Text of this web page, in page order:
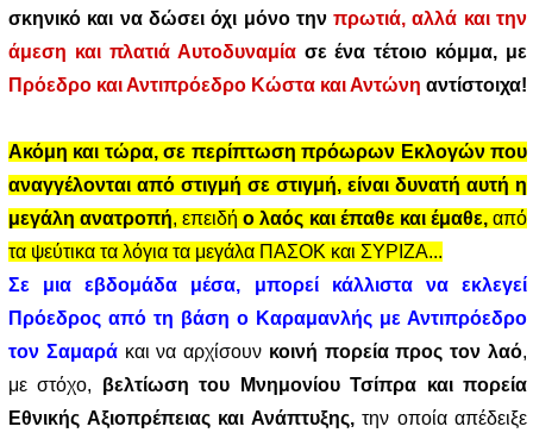
σκηνικό και να δώσει όχι μόνο τηνπρωτιά, αλλά και την
άμεση και πλατιά Αυτοδυναμίασε ένα τέτοιο κόμμα, με
Πρόεδρο και Αντιπρόεδρο Κώστα και Αντώνη αντίστοιχα!
Ακόμη και τώρα, σε περίπτωση πρόωρων Εκλογών που
αναγγέλονται από στιγμή σε στιγμή, είναι δυνατή αυτή η
μεγάλη ανατροπή, επειδήο λαός και έπαθε και έμαθε,από
τα ψεύτικα τα λόγια τα μεγάλα ΠΑΣΟΚ και ΣΥΡΙΖΑ...
Σε μια εβδομάδα μέσα, μπορεί κάλλιστα να εκλεγεί
Πρόεδρος από τη βάση ο Καραμανλής με Αντιπρόεδρο
τον Σαμαρά και να αρχίσουν κοινή πορεία προς τον λαό,
με στόχο, βελτίωση του Μνημονίου Τσίπρα και πορεία
Εθνικής Αξιοπρέπειας και Ανάπτυξης, την οποία απέδειξε